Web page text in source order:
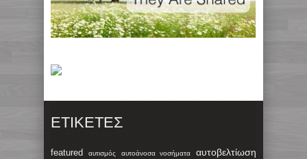
ΕΤΙΚΈΤΕΣ
featured αυτισμός αυτοάνοσα νοσήματα αυτοβελτίωση